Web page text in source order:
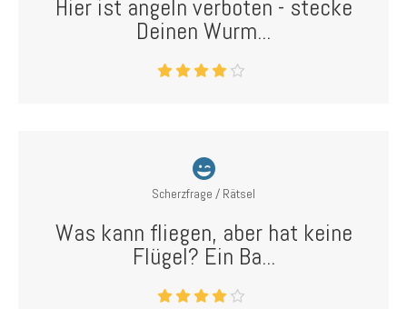
Hier ist angeln verboten - stecke
Deinen Wurm...
Scherzfrage / Rätsel
Was kann fliegen, aber hat keine
Flügel? Ein Ba...